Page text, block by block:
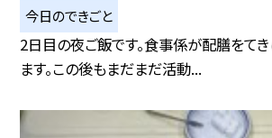
今日のできごと
2日目の夜ご飯です。食事係が配膳をて
ます。この後もまだまだ活動...